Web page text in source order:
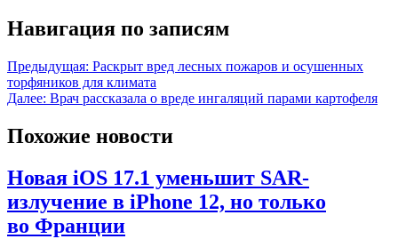
Навигация по записям
Предыдущая: Раскрыт вред лесных пожаров и осушенных
торфяников для климата
Далее: Врач рассказала о вреде ингаляций парами картофеля
Похожие новости
Новая iOS 17.1 уменьшит SAR-
излучение в iPhone 12, но только
во Франции